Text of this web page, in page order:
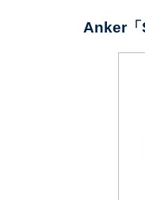
Anker「